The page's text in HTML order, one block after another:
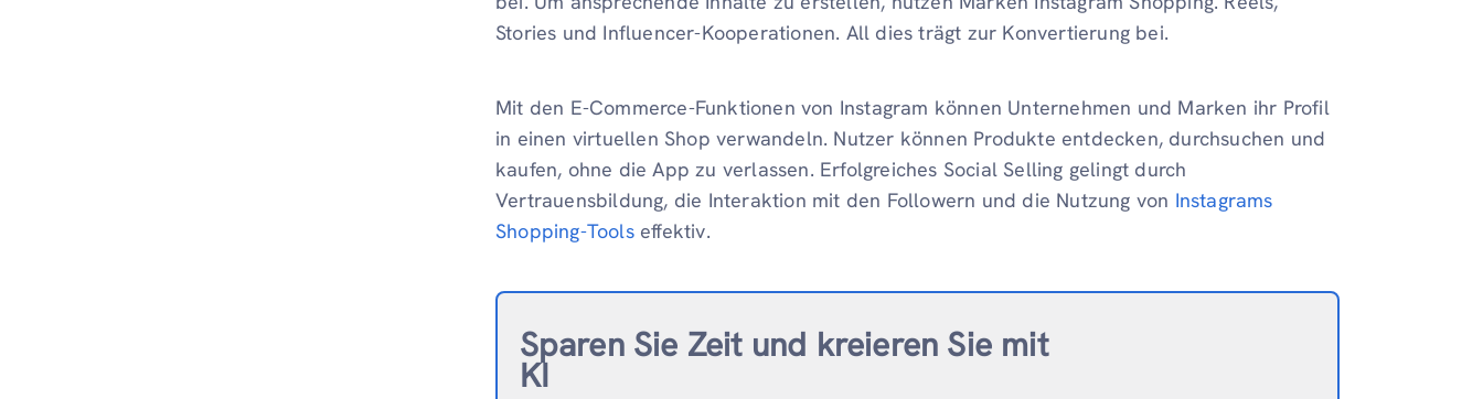
Stories und Influencer-Kooperationen. All dies trägt zur Konvertierung bei.
Mit den E-Commerce-Funktionen von Instagram können Unternehmen und Marken ihr Profil
in einen virtuellen Shop verwandeln. Nutzer können Produkte entdecken, durchsuchen und
kaufen, ohne die App zu verlassen. Erfolgreiches Social Selling gelingt durch
Vertrauensbildung, die Interaktion mit den Followern und die Nutzung von Instagrams
Shopping-Tools effektiv.
Sparen Sie Zeit und kreieren Sie mit
KI